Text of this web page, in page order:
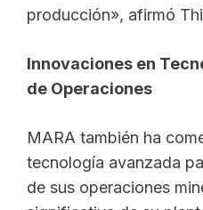
producción», afirmó
Innovaciones en
de Operaciones
MARA también ha
tecnología avanzada
de sus operaciones